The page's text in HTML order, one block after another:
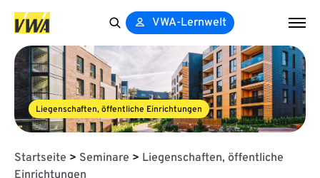
for:
VWA-Lernwelt
Liegenschaften, öffentliche Einrichtungen
Startseite > Seminare > Liegenschaften, öffentliche
Einrichtungen